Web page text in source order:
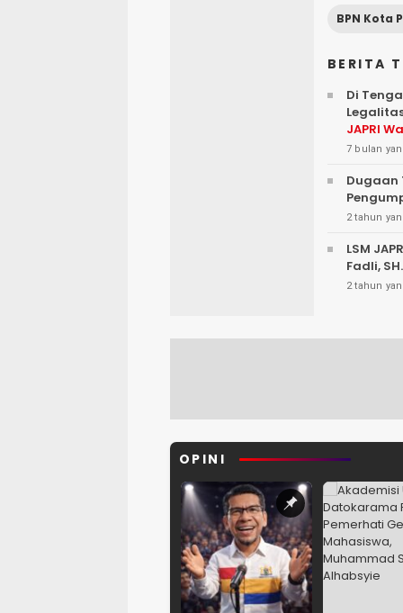
BPN Kota
BERITA
Di
JAPRI
7 bulan
Dugaan
2 tahun
LSM
Fadli,
2 tahun
OPINI